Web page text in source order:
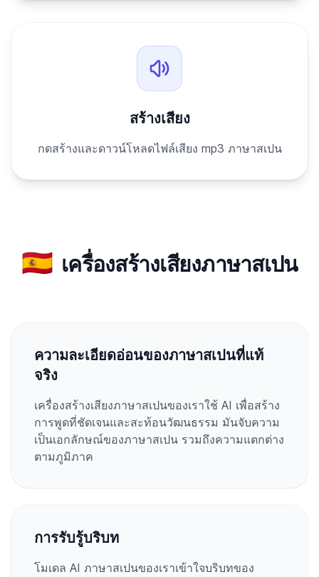
สร้างเสียง
กดสร้างและดาวน์โหลดไฟล์เสียง mp3 ภาษาสเปน
🇪🇸 เครื่องสร้างเสียงภาษาสเปน
ความละเอียดอ่อนของภาษาสเปนที่แท้
จริง
เครื่องสร้างเสียงภาษาสเปนของเราใช้ AI เพื่อสร้าง
การพูดที่ชัดเจนและสะท้อนวัฒนธรรม มันจับความ
เป็นเอกลักษณ์ของภาษาสเปน รวมถึงความแตกต่าง
ตามภูมิภาค
การรับรู้บริบท
โมเดล AI ภาษาสเปนของเราเข้าใจบริบทของ